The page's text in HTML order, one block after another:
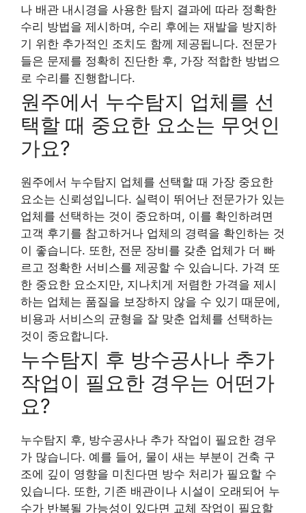
나 배관 내시경을 사용한 탐지 결과에 따라 정확한
수리 방법을 제시하며, 수리 후에는 재발을 방지하
기 위한 추가적인 조치도 함께 제공됩니다. 전문가
들은 문제를 정확히 진단한 후, 가장 적합한 방법으
로 수리를 진행합니다.
원주에서 누수탐지 업체를 선
택할 때 중요한 요소는 무엇인
가요?
원주에서 누수탐지 업체를 선택할 때 가장 중요한
요소는 신뢰성입니다. 실력이 뛰어난 전문가가 있는
업체를 선택하는 것이 중요하며, 이를 확인하려면
고객 후기를 참고하거나 업체의 경력을 확인하는 것
이 좋습니다. 또한, 전문 장비를 갖춘 업체가 더 빠
르고 정확한 서비스를 제공할 수 있습니다. 가격 또
한 중요한 요소지만, 지나치게 저렴한 가격을 제시
하는 업체는 품질을 보장하지 않을 수 있기 때문에,
비용과 서비스의 균형을 잘 맞춘 업체를 선택하는
것이 중요합니다.
누수탐지 후 방수공사나 추가
작업이 필요한 경우는 어떤가
요?
누수탐지 후, 방수공사나 추가 작업이 필요한 경우
가 많습니다. 예를 들어, 물이 새는 부분이 건축 구
조에 깊이 영향을 미친다면 방수 처리가 필요할 수
있습니다. 또한, 기존 배관이나 시설이 오래되어 누
수가 반복될 가능성이 있다면 교체 작업이 필요할